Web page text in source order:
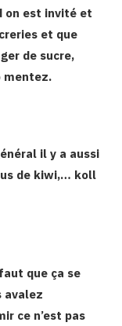
on est invité et
et que
de sucre,
mentez.
il y a aussi
de kiwi,… koll
que ça se
avalez
ce n’est pas